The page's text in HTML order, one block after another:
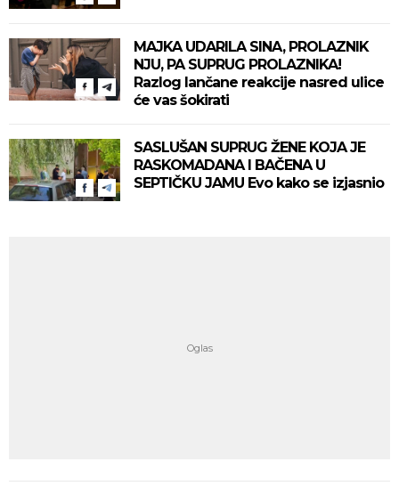
MAJKA UDARILA SINA, PROLAZNIK
NJU, PA SUPRUG PROLAZNIKA!
Razlog lančane reakcije nasred ulice
će vas šokirati
SASLUŠAN SUPRUG ŽENE KOJA JE
RASKOMADANA I BAČENA U
SEPTIČKU JAMU Evo kako se izjasnio